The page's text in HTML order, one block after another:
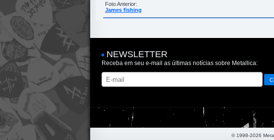
Foto Anterior:
James fishing
NEWSLETTER
Receba em seu e-mail as últimas notícias sobre Metallica:
© 1998-2026